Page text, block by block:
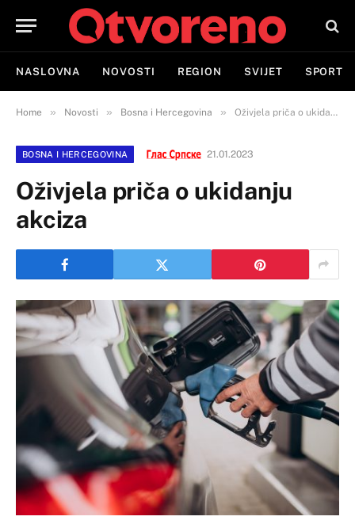
NASLOVNA NOVOSTI REGION SVIJET SPORT
Home » Novosti » Bosna i Hercegovina » Oživjela priča o ukidanju akciza
BOSNA I HERCEGOVINA 21.01.2023
Oživjela priča o ukidanju
akciza